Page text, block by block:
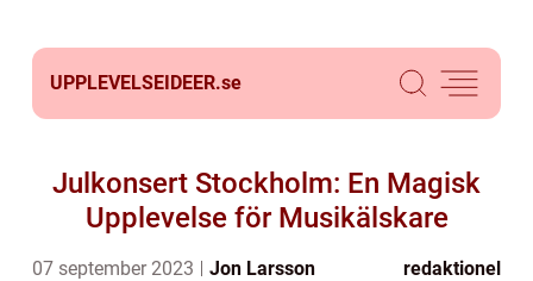
UPPLEVELSEIDEER.se
Julkonsert Stockholm: En Magisk
Upplevelse för Musikälskare
07 september 2023 Jon Larsson redaktionel